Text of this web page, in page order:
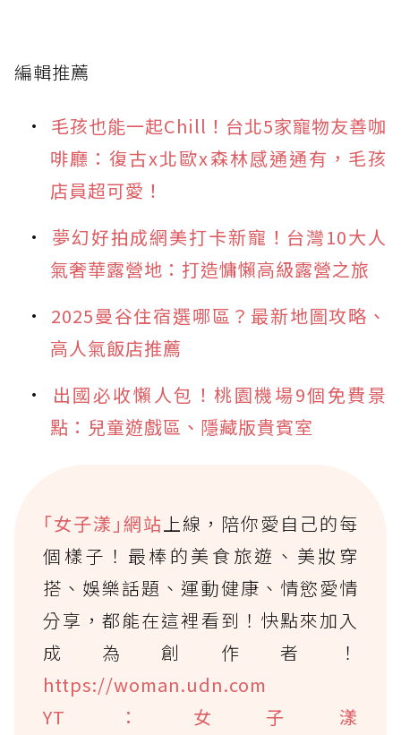
編輯推薦
毛孩也能一起Chill！台北5家寵物友善咖
啡廳：復古x北歐x森林感通通有，毛孩
店員超可愛！
夢幻好拍成網美打卡新寵！台灣10大人
氣奢華露營地：打造慵懶高級露營之旅
2025曼谷住宿選哪區？最新地圖攻略、
高人氣飯店推薦
出國必收懶人包！桃園機場9個免費景
點：兒童遊戲區、隱藏版貴賓室
｢女子漾｣網站上線，陪你愛自己的每
個樣子！最棒的美食旅遊、美妝穿
搭、娛樂話題、運動健康、情慾愛情
分享，都能在這裡看到！快點來加入
成為創作者！
https://woman.udn.com
YT：女子漾